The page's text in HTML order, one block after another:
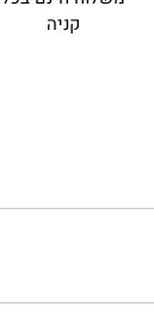
קניה